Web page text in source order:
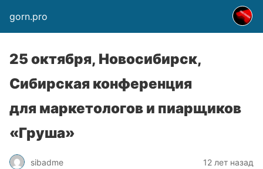
gorn.pro
25 октября, Новосибирск,
Сибирская конференция
для маркетологов и пиарщиков
«Груша»
sibadme 12 лет назад